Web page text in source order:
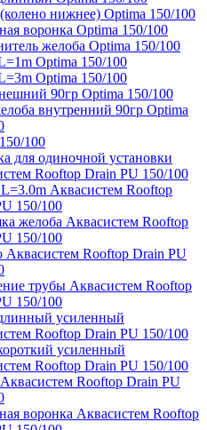
нижнее) Optima 150/100
воронка Optima 150/100
желоба Optima 150/100
Optima 150/100
Optima 150/100
90гр Optima 150/100
внутренний 90гр Optima
100
для одиночной установки
Rooftop Drain PU 150/100
Аквасистем Rooftop
150/100
желоба Аквасистем Rooftop
150/100
Аквасистем Rooftop Drain PU
трубы Аквасистем Rooftop
150/100
усиленный
Rooftop Drain PU 150/100
усиленный
Rooftop Drain PU 150/100
Rooftop Drain PU
воронка Аквасистем Rooftop